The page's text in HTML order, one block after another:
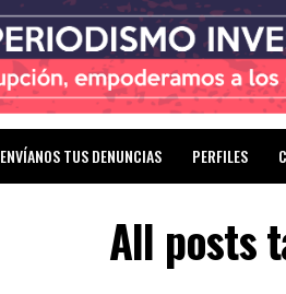
ENVÍANOS TUS DENUNCIAS PERFILES
All posts